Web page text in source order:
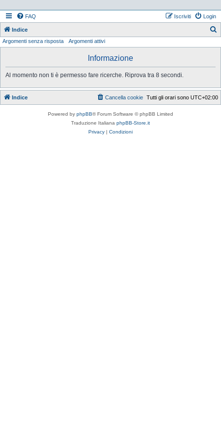
FAQ Login
Iscriviti
Indice
Argomenti senza risposta Argomenti attivi
Informazione
Al momento non ti è permesso fare ricerche. Riprova tra 8 secondi.
Indice Tutti gli orari sono UTC+02:00
Cancella cookie
Powered by phpBB® Forum Software © phpBB Limited
Traduzione Italiana phpBB-Store.it
Privacy | Condizioni